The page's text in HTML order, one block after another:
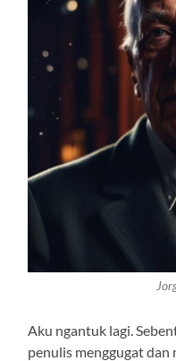
Aku ngantuk lagi.
penulis menggugat dan